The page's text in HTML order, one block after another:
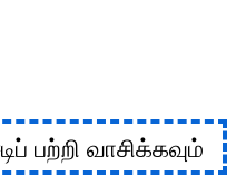
பற்றி வாசிக்கவும்